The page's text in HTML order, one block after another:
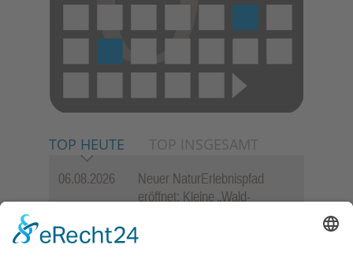
TOP HEUTE TOP INSGESAMT
06.08.2026
Neuer NaturErlebnispfad
eröffnet: Kleine „Wald-